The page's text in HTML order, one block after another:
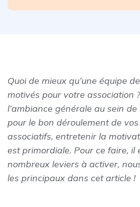
Quoi de mieux qu’une équipe
motivés pour votre association
l’ambiance générale au sein de
pour le bon déroulement de
associatifs, entretenir la
est primordiale. Pour ce faire, il
nombreux leviers à activer,
les principaux dans cet article !